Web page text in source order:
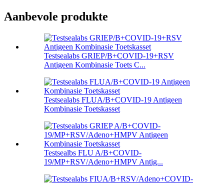
Aanbevole produkte
Testsealabs GRIEP/B+COVID-19+RSV
Antigeen Kombinasie Toets C...
Testsealabs FLUA/B+COVID-19 Antigeen
Kombinasie Toetskasset
Testsealbs FLU A/B+COVID-
19/MP+RSV/Adeno+HMPV Antig...